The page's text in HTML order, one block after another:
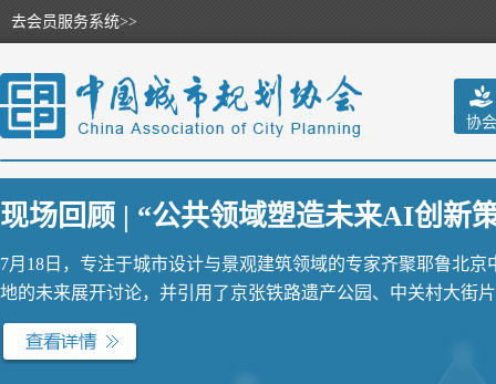
去会员服务系统>>
协会
现场回顾 | “公共领域塑造未来AI创新
7月18日，专注于城市设计与景观建筑领域的专家齐聚耶鲁北
地的未来展开讨论，并引用了京张铁路遗产公园、中关村大街